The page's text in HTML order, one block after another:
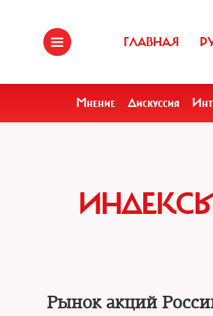
ГЛАВНАЯ
Мнение Дискуссия
Рынок акций